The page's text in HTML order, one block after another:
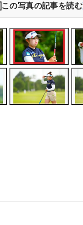
この写真の記事を読む